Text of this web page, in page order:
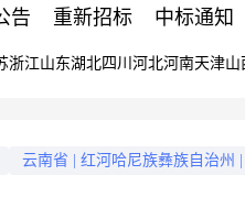
告 重新招标 中标通知
浙江山东湖北四川 河北河南天津山
云南省 红河哈尼族彝族自治州